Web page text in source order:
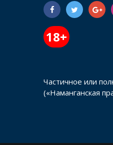
18+
Частичное или
(«Наманганская